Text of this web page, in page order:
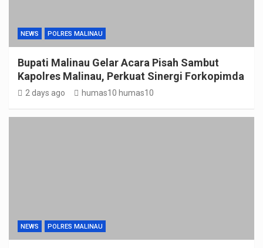
NEWS POLRES MALINAU
Bupati Malinau Gelar Acara Pisah Sambut
Kapolres Malinau, Perkuat Sinergi Forkopimda
2 days ago humas10 humas10
NEWS POLRES MALINAU